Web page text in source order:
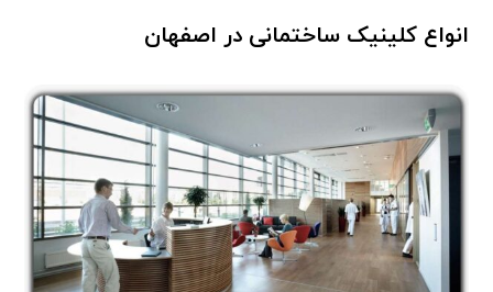
انواع کلینیک ساختمانی در اصفهان